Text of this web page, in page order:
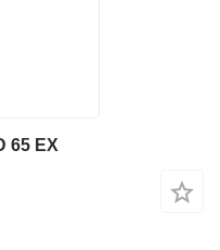
65 EX